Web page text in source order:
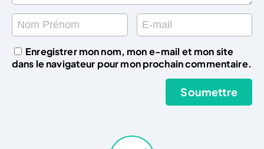
Enregistrer mon nom, mon e-mail et mon site
dans le navigateur pour mon prochain commentaire.